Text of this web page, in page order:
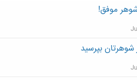
موفق!
بپرسید